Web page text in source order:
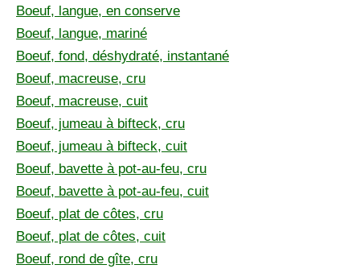
Boeuf, langue, en conserve
Boeuf, langue, mariné
Boeuf, fond, déshydraté, instantané
Boeuf, macreuse, cru
Boeuf, macreuse, cuit
Boeuf, jumeau à bifteck, cru
Boeuf, jumeau à bifteck, cuit
Boeuf, bavette à pot-au-feu, cru
Boeuf, bavette à pot-au-feu, cuit
Boeuf, plat de côtes, cru
Boeuf, plat de côtes, cuit
Boeuf, rond de gîte, cru